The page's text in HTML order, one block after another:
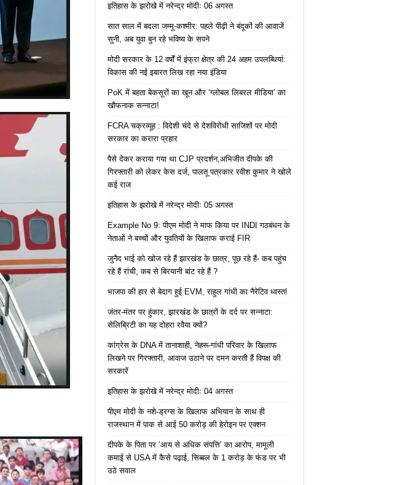
इतिहास के झरोखे में नरेन्द्र मोदीः 06 अगस्त
सात साल में बदला जम्मू-कश्मीर: पहले पीढ़ी ने बंदूकों की आवाजें
सुनी, अब युवा बुन रहे भविष्य के सपने
मोदी सरकार के 12 वर्षों में इंफ्रा क्षेत्र की 24 अहम उपलब्धियां:
विकास की नई इबारत लिख रहा नया इंडिया
PoK में बहता बेकसूरों का खून और ‘ग्लोबल लिबरल मीडिया’ का
खौफनाक सन्नाटा!
FCRA चक्रव्यूह : विदेशी चंदे से देशविरोधी साजिशों पर मोदी
सरकार का करारा प्रहार
पैसे देकर कराया गया था CJP प्रदर्शन,अभिजीत दीपके की
गिरफ्तारी को लेकर केस दर्ज, पालतू पत्रकार रवीश कुमार ने खोले
कई राज
इतिहास के झरोखे में नरेन्द्र मोदीः 05 अगस्त
Example No 9: पीएम मोदी ने माफ किया पर INDI गठबंधन के
नेताओं ने बच्चों और युवतियों के खिलाफ कराई FIR
जुनैद भाई को खोज रहे हैं झारखंड के छात्र, पूछ रहे हैं- कब पहुंच
रहे हैं रांची, कब से बिरयानी बांट रहे हैं ?
भाजपा की हार से बेदाग हुई EVM, राहुल गांधी का नैरेटिव ध्वस्त!
जंतर-मंतर पर हुंकार, झारखंड के छात्रों के दर्द पर सन्नाटा:
सेलिब्रिटी का यह दोहरा रवैया क्यों?
कांग्रेस के DNA में तानाशाही, नेहरू-गांधी परिवार के खिलाफ
लिखने पर गिरफ्तारी, आवाज उठाने पर दमन करती हैं विपक्ष की
सरकारें
इतिहास के झरोखे में नरेन्द्र मोदीः 04 अगस्त
पीएम मोदी के नशे-ड्रग्स के खिलाफ अभियान के साथ ही
राजस्थान में पाक से आई 50 करोड़ की हेरोइन पर एक्शन
दीपके के पिता पर ‘आय से अधिक संपत्ति’ का आरोप, मामूली
कमाई से USA में कैसे पढ़ाई, सिब्बल के 1 करोड़ के फंड पर भी
उठे सवाल